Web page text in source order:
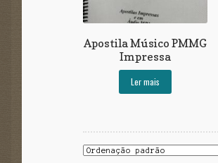
Apostila Músico PMMG
Impressa
Ler mais